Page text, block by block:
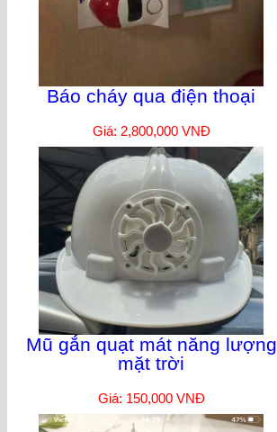
Báo cháy qua điện thoại
Giá: 2,800,000 VNĐ
Mũ gắn quạt mát năng lượng
mặt trời
Giá: 150,000 VNĐ